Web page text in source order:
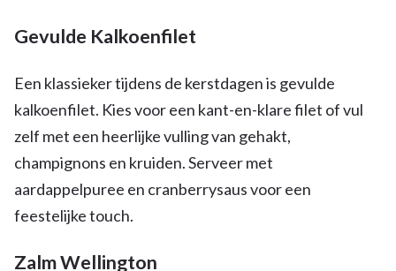
Gevulde Kalkoenfilet
Een klassieker tijdens de kerstdagen is gevulde
kalkoenfilet. Kies voor een kant-en-klare filet of vul
zelf met een heerlijke vulling van gehakt,
champignons en kruiden. Serveer met
aardappelpuree en cranberrysaus voor een
feestelijke touch.
Zalm Wellington